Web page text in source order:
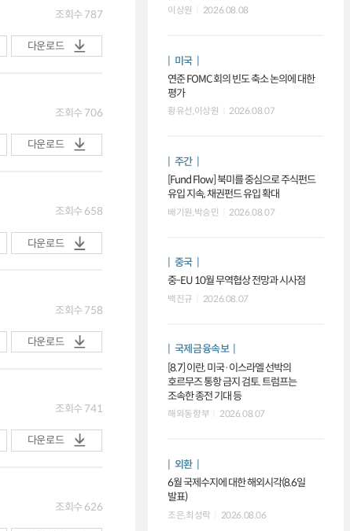
조회수 787
다운로드
조회수 706
다운로드
조회수 658
다운로드
조회수 758
다운로드
조회수 741
다운로드
조회수 626
이상원 2026.08.08
미국
연준 FOMC 회의 빈도 축소 논의에 대한
평가
황유선,이상원 2026.08.07
주간
[Fund Flow] 북미를 중심으로 주식펀드
유입 지속, 채권펀드 유입 확대
배기원,박승민 2026.08.07
중국
중-EU 10월 무역협상 전망과 시사점
백진규 2026.08.07
국제금융속보
[8.7] 이란, 미국·이스라엘 선박의
호르무즈 통항 금지 검토. 트럼프는
조속한 종전 기대 등
해외동향부 2026.08.07
외환
6월 국제수지에 대한 해외시각(8.6일
발표)
조은,최성락 2026.08.06